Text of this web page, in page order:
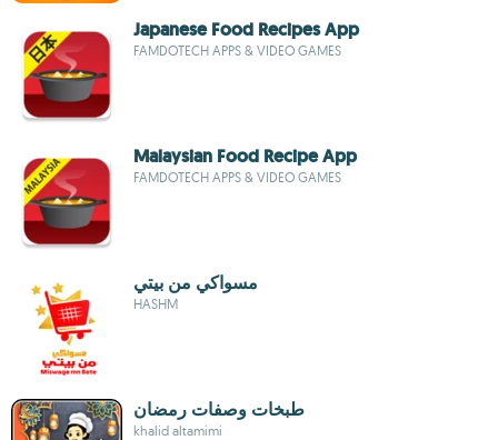
Japanese Food Recipes App
FAMDOTECH APPS & VIDEO GAMES
Malaysian Food Recipe App
FAMDOTECH APPS & VIDEO GAMES
مسواكي من بيتي
HASHM
طبخات وصفات رمضان
khalid altamimi